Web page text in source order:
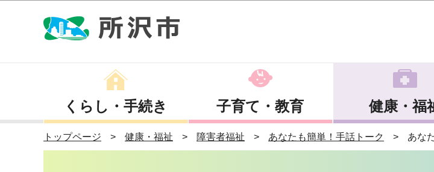
くらし・手続き 子育て・教育 健康・福
トップページ 健康・福祉 障害者福祉 あなたも簡単！手話トーク あな